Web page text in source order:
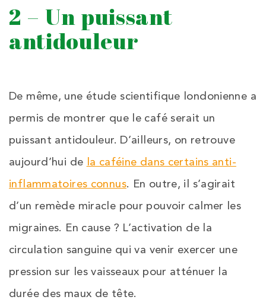
2 – Un puissant
antidouleur
De même, une étude scientifique londonienne a
permis de montrer que le café serait un
puissant antidouleur. D’ailleurs, on retrouve
aujourd’hui de la caféine dans certains anti-
inflammatoires connus. En outre, il s’agirait
d’un remède miracle pour pouvoir calmer les
migraines. En cause ? L’activation de la
circulation sanguine qui va venir exercer une
pression sur les vaisseaux pour atténuer la
durée des maux de tête.